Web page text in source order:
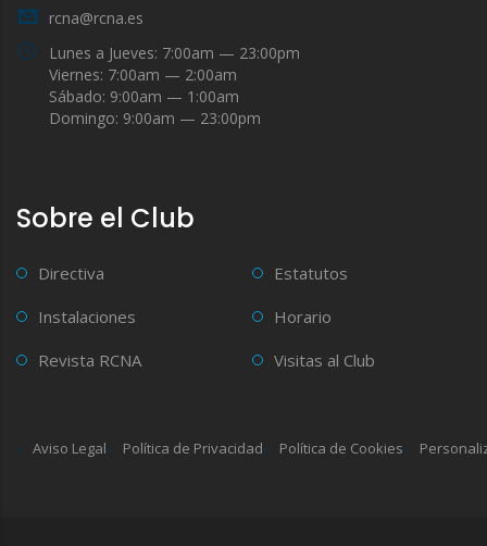
rcna@rcna.es
Lunes a Jueves: 7:00am — 23:00pm
Viernes: 7:00am — 2:00am
Sábado: 9:00am — 1:00am
Domingo: 9:00am — 23:00pm
Sobre el Club
Directiva
Estatutos
Instalaciones
Horario
Revista RCNA
Visitas al Club
Aviso Legal Política de Privacidad Política de Cookies